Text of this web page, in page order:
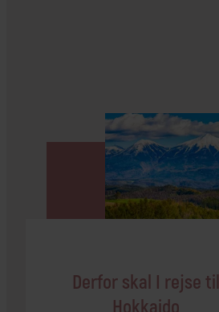
Derfor skal I rejse til